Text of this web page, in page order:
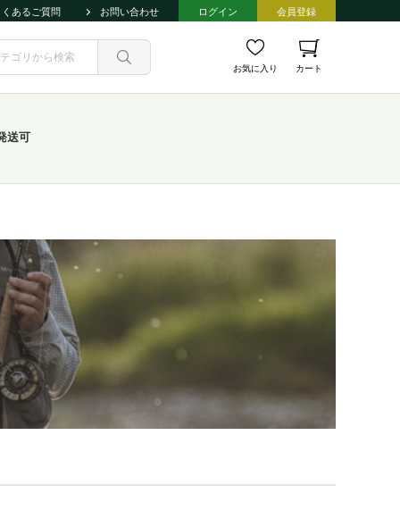
くあるご質問 お問い合わせ ログイン 会員登録
お気に入り カート
送可